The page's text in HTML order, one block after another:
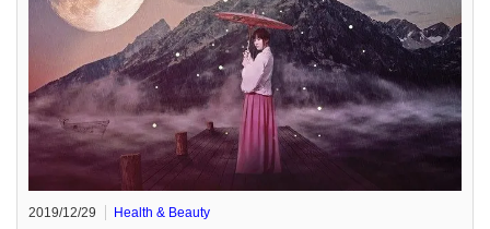
2019/12/29 Health & Beauty